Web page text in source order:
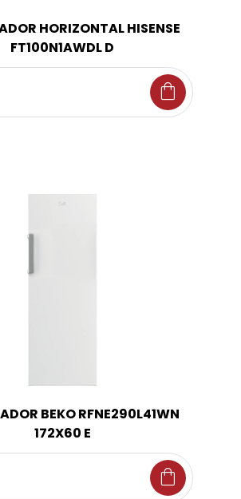
HORIZONTAL HISENSE
FT100N1AWDL D
shopping_bag
BEKO RFNE290L41WN
172X60 E
shopping_bag